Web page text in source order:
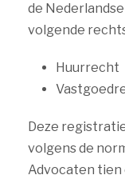
de
volgende
Huurrecht
Deze
volgens de
Advocaten tien